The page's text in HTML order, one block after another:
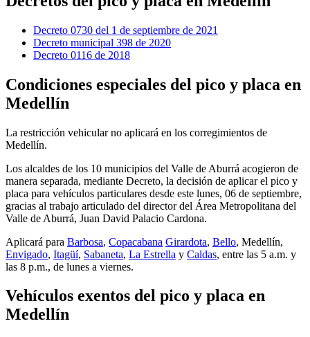
Decreto 0730 del 1 de septiembre de 2021
Decreto municipal 398 de 2020
Decreto 0116 de 2018
Condiciones especiales del pico y placa en
Medellín
La restricción vehicular no aplicará en los corregimientos de
Medellín.
Los alcaldes de los 10 municipios del Valle de Aburrá acogieron de
manera separada, mediante Decreto, la decisión de aplicar el pico y
placa para vehículos particulares desde este lunes, 06 de septiembre,
gracias al trabajo articulado del director del Área Metropolitana del
Valle de Aburrá, Juan David Palacio Cardona.
Aplicará para Barbosa, Copacabana Girardota, Bello, Medellín,
Envigado, Itagüí, Sabaneta, La Estrella y Caldas, entre las 5 a.m. y
las 8 p.m., de lunes a viernes.
Vehículos exentos del pico y placa en
Medellín